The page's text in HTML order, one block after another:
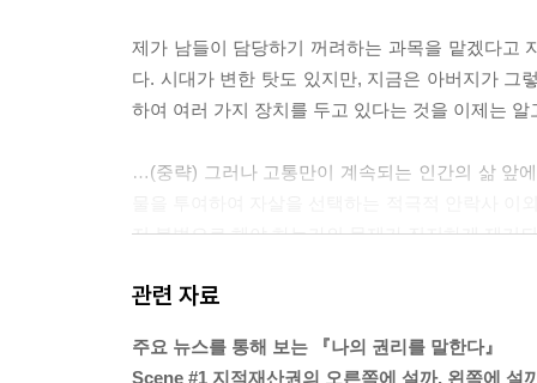
제가 남들이 담당하기 꺼려하는 과목을 맡겠다고
다. 시대가 변한 탓도 있지만, 지금은 아버지가 그
하여 여러 가지 장치를 두고 있다는 것을 이제는
…(중략) 그러나 고통만이 계속되는 인간의 삶 앞
저 불법으로 해야 하는가의 문제가 진지하게 제기
관련 자료
주요 뉴스를 통해 보는 『나의 권리를 말한다』
Scene #1 지적재산권의 오른쪽에 설까, 왼쪽에 설